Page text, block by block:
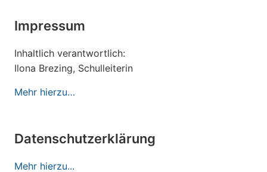
Impressum
Inhaltlich verantwortlich:
Ilona Brezing, Schulleiterin
Mehr hierzu…
Datenschutzerklärung
Mehr hierzu...